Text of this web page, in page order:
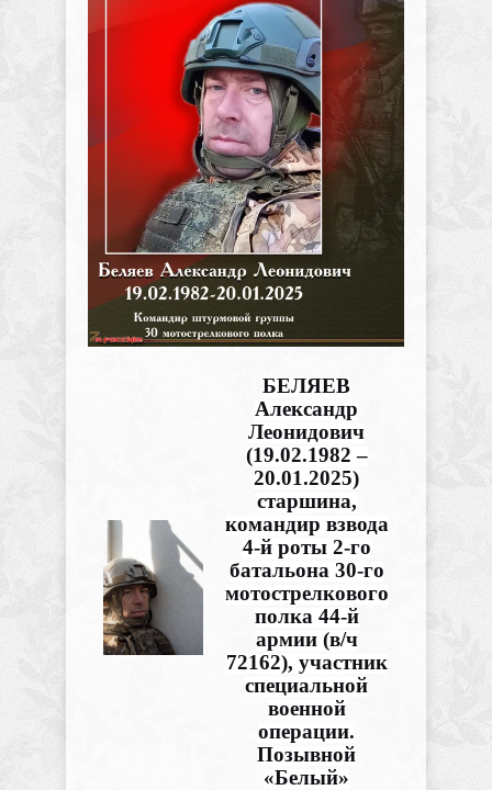
БЕЛЯЕВ
Александр
Леонидович
(19.02.1982 –
20.01.2025)
старшина,
командир взвода
4-й роты 2-го
батальона 30-го
мотострелкового
полка 44-й
армии (в/ч
72162), участник
специальной
военной
операции.
Позывной
«Белый»